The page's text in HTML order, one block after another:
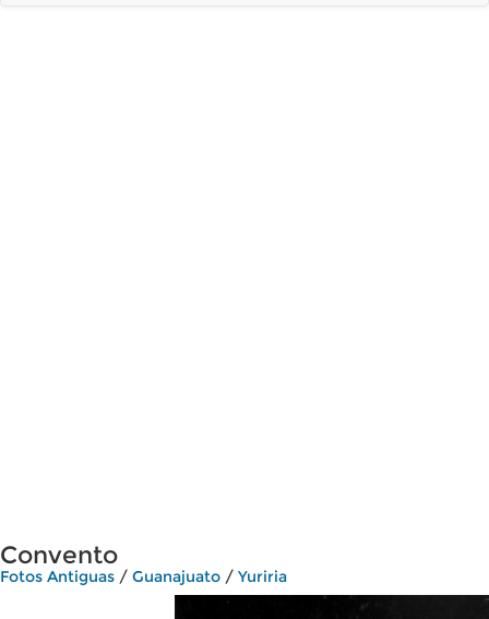
Convento
Fotos Antiguas / Guanajuato / Yuriria